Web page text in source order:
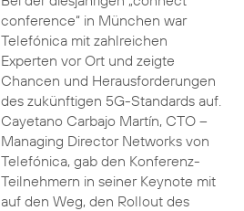
conference“ in München war
Telefónica mit zahlreichen
Experten vor Ort und zeigte
Chancen und Herausforderungen
des zukünftigen 5G-Standards auf.
Cayetano Carbajo Martín, CTO –
Managing Director Networks von
Telefónica, gab den Konferenz-
Teilnehmern in seiner Keynote mit
auf den Weg, den Rollout des